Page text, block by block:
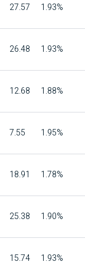
27.57 1.93%
26.48 1.93%
12.68 1.88%
7.55 1.95%
18.91 1.78%
25.38 1.90%
15.74 1.93%